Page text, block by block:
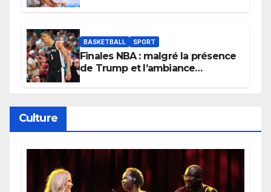
BASKETBALL SPORT
Finales NBA : malgré la présence
de Trump et l’ambiance
Culture